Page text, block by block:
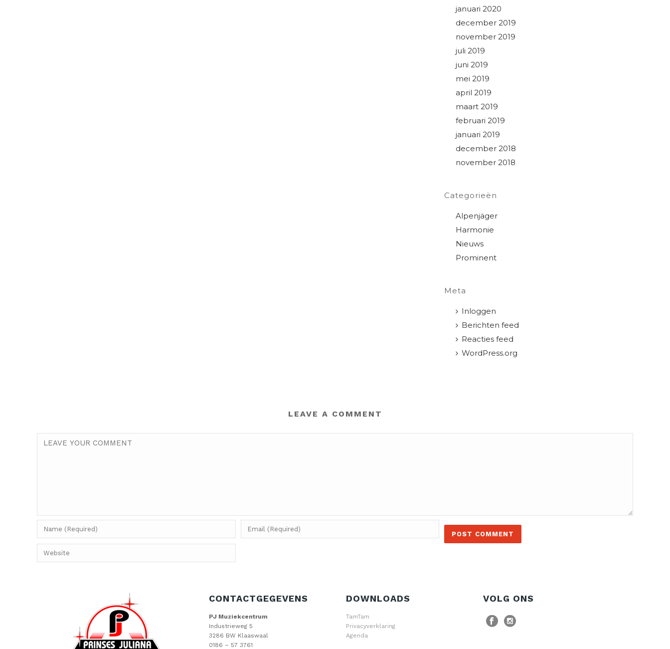
januari 2020
december 2019
november 2019
juli 2019
juni 2019
mei 2019
april 2019
maart 2019
februari 2019
januari 2019
december 2018
november 2018
Categorieën
Alpenjäger
Harmonie
Nieuws
Prominent
Meta
Inloggen
Berichten feed
Reacties feed
WordPress.org
LEAVE A COMMENT
CONTACTGEGEVENS
PJ Muziekcentrum
Industrieweg 5
3286 BW Klaaswaal
0186 – 57 3761
DOWNLOADS
TamTam
Privacyverklaring
Agenda
VOLG ONS